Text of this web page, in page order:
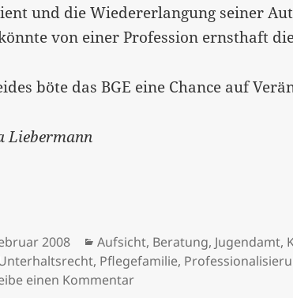
und die Wiedererlangung seiner
von einer Profession ernsthaft
böte das BGE eine Chance auf
Liebermann
2008 Kategorien
Aufsicht, Beratung, Jugendamt,
, Pflegefamilie,
einen Kommentarzu Kinder- und Jugendhilfe